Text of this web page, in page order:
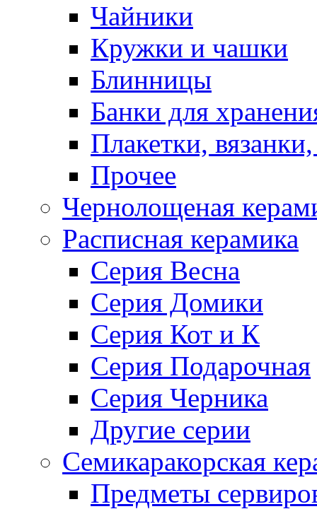
Чайники
Кружки и чашки
Блинницы
Банки для
Плакетки,
Прочее
Чернолощеная
Расписная керамика
Серия Весна
Серия Домики
Серия Кот и К
Серия Подарочная
Серия Черника
Другие серии
Семикаракорская
Предметы